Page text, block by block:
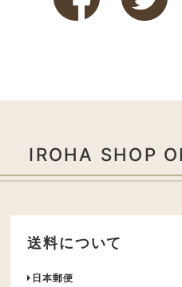
IROHA SHOP
送料について
日本郵便